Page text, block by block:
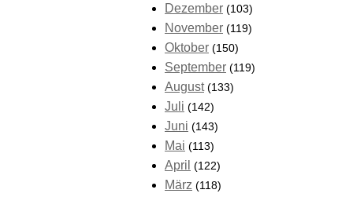
Dezember (103)
November (119)
Oktober (150)
September (119)
August (133)
Juli (142)
Juni (143)
Mai (113)
April (122)
März (118)